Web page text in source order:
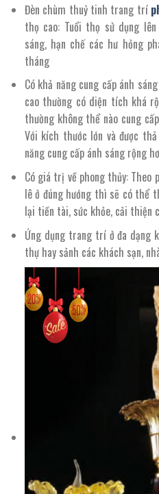
Đèn chùm thuỷ tinh trang trí
thọ cao: Tuổi thọ sử dụng
sáng, hạn chế các hư hỏng
tháng
Có khả năng cung cấp ánh
cao thường có diện tích khá
thường không thể nào cung
Với kích thước lớn và được
năng cung cấp ánh sáng rộng
Có giá trị về phong thủy: Theo
lê ở đúng hướng thì sẽ có thể
lại tiền tài, sức khỏe, cải thiện
Ứng dụng trang trí ở đa dạng
thự hay sảnh các khách sạn,